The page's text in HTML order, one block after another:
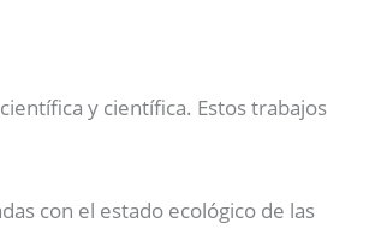
y científica. Estos trabajos
con el estado ecológico de las